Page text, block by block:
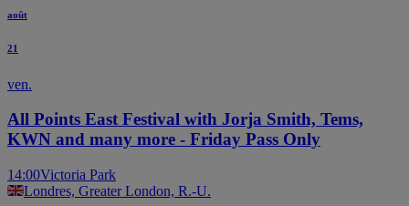
août
21
ven.
All Points East Festival with Jorja Smith, Tems,
KWN and many more - Friday Pass Only
14:00Victoria Park
Londres, Greater London, R.-U.